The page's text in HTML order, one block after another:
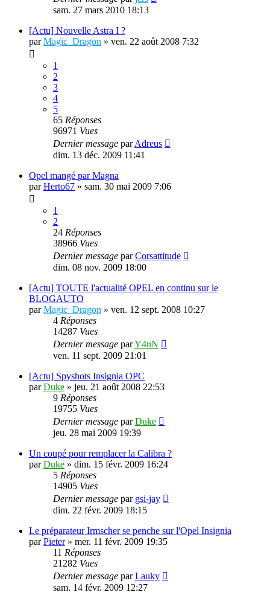
sam. 27 mars 2010 18:13
[Actu] Nouvelle Astra I ?
parMagic_Dragon » ven. 22 août 2008 7:32
1
2
3
4
5
65 Réponses
96971 Vues
Dernier message parAdreus
dim. 13 déc. 2009 11:41
Opel mangé par Magna
parHerto67 » sam. 30 mai 2009 7:06
1
2
24 Réponses
38966 Vues
Dernier message parCorsattitude
dim. 08 nov. 2009 18:00
[Actu] TOUTE l'actualité OPEL en continu sur le
BLOGAUTO
parMagic_Dragon » ven. 12 sept. 2008 10:27
4 Réponses
14287 Vues
Dernier message parY4nN
ven. 11 sept. 2009 21:01
[Actu] Spyshots Insignia OPC
parDuke » jeu. 21 août 2008 22:53
9 Réponses
19755 Vues
Dernier message parDuke
jeu. 28 mai 2009 19:39
Un coupé pour remplacer la Calibra ?
parDuke » dim. 15 févr. 2009 16:24
5 Réponses
14905 Vues
Dernier message par gsi-jay
dim. 22 févr. 2009 18:15
Le préparateur Irmscher se penche sur l'Opel Insignia
parPieter» mer. 11 févr. 2009 19:35
11 Réponses
21282 Vues
Dernier message parLauky
sam. 14 févr. 2009 12:27